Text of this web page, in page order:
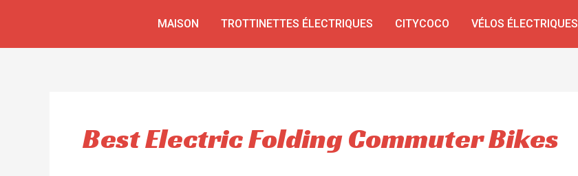
MAISON TROTTINETTES ÉLECTRIQUES CITYCOCO VÉLOS ÉLECTRIQUES
Best Electric Folding Commuter Bikes